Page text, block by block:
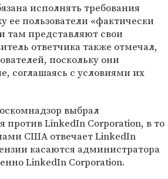
исполнять требования
ее пользователи «фактически
там представляют свои
ответчика также отмечал,
поскольку они
соглашаясь с условиями их
выбрал
против LinkedIn Corporation, в то
США отвечает LinkedIn
касаются администратора
LinkedIn Corporation.